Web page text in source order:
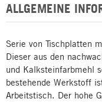
ALLGEMEINE
Serie von Tischplatten
Dieser aus den
und Kalksteinfarbmehl
bestehende Werkstoff
Arbeitstisch. Der hohe